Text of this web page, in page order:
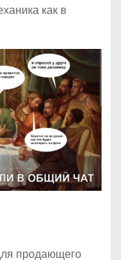
как в
продающего